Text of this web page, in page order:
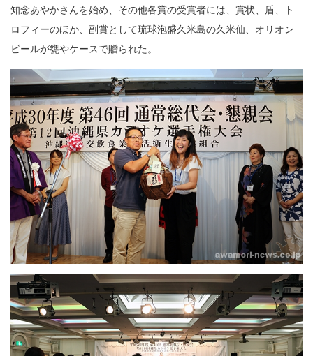
知念あやかさんを始め、その他各賞の受賞者には、賞状、盾、ト
ロフィーのほか、副賞として琉球泡盛久米島の久米仙、オリオン
ビールが甕やケースで贈られた。